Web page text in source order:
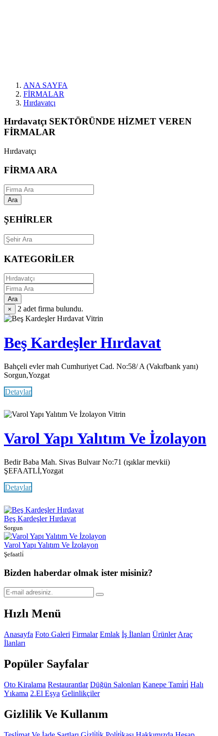
ANA SAYFA
FİRMALAR
Hırdavatçı
Hırdavatçı SEKTÖRÜNDE HİZMET VEREN
FİRMALAR
Hırdavatçı
FİRMA ARA
Ara
ŞEHİRLER
KATEGORİLER
Ara
×
2 adet firma bulundu.
Vitrin
Beş Kardeşler Hırdavat
Bahçeli evler mah Cumhuriyet Cad. No:58/ A (Vakıfbank yanı)
Sorgun,Yozgat
Detaylar
Vitrin
Varol Yapı Yalıtım Ve İzolayon
Bedir Baba Mah. Sivas Bulvaır No:71 (ışıklar mevkii)
ŞEFAATLİ,Yozgat
Detaylar
Beş Kardeşler Hırdavat
Sorgun
Varol Yapı Yalıtım Ve İzolayon
Şefaatli̇
Bizden haberdar olmak ister misiniz?
Hızlı Menü
Anasayfa Foto Galeri Firmalar Emlak İş İlanları Ürünler Araç
İlanları
Popüler Sayfalar
Oto Kiralama Restaurantlar Düğün Salonları Kanepe Tami̇ri̇ Halı
Yıkama 2.El Eşya Gelinlikçiler
Gizlilik Ve Kullanım